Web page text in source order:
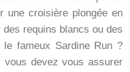
une croisière plongée en
requins blancs ou des
le fameux Sardine Run ?
devez vous assurer